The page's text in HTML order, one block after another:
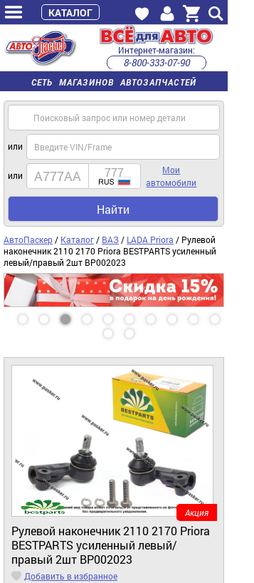
СЕТЬ МАГАЗИНОВ АВТОЗАПЧАСТЕЙ
Интернет-магазин:
8-800-333-07-90
часы работы с 9:00 до 22:00 (пн-пт)
или
или
Мои
автомобили
Найти
АвтоПаскер / Каталог / ВАЗ / LADA Priora / Рулевой
наконечник 2110 2170 Priora BESTPARTS усиленный
левый/правый 2шт BP002023
Рулевой наконечник 2110 2170 Priora
BESTPARTS усиленный левый/
правый 2шт BP002023
Добавить в избранное
Акция
КАТАЛОГ